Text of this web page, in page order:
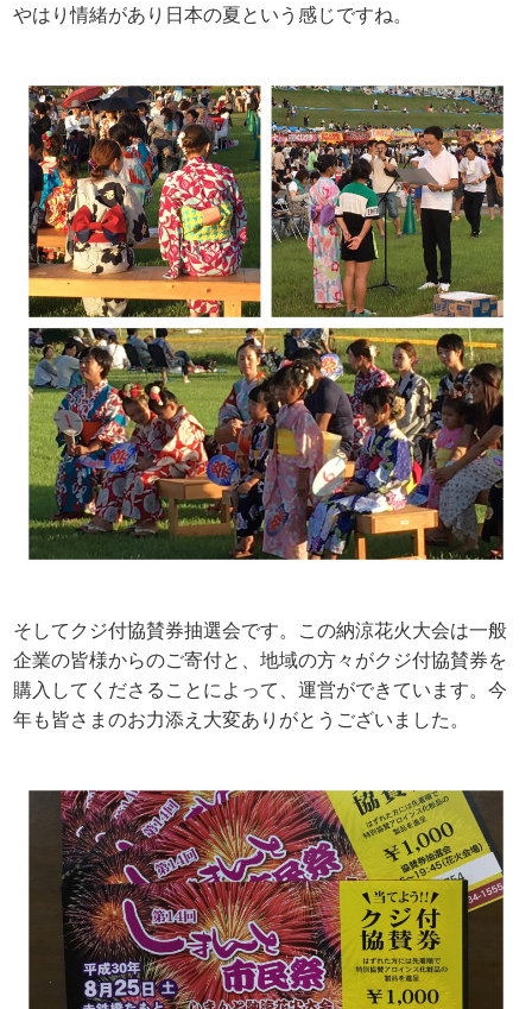
やはり情緒があり日本の夏という感じですね。
そしてクジ付協賛券抽選会です。この納涼花火大会は一般
企業の皆様からのご寄付と、地域の方々がクジ付協賛券を
購入してくださることによって、運営ができています。今
年も皆さまのお力添え大変ありがとうございました。